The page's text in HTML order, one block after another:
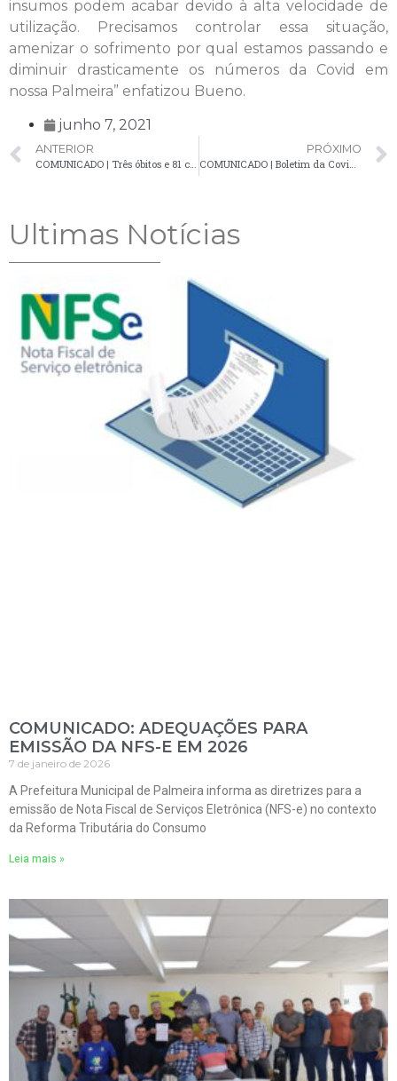
insumos podem acabar devido à alta velocidade de
utilização. Precisamos controlar essa situação,
amenizar o sofrimento por qual estamos passando e
diminuir drasticamente os números da Covid em
nossa Palmeira” enfatizou Bueno.
junho 7, 2021
ANTERIOR
COMUNICADO | Três óbitos e 81 casos positivos são confirmados em atualização do boletim da Covid-19
PRÓXIMO
COMUNICADO | Boletim da Covid-19 confirma 56 novos casos positivos no município
Ultimas Notícias
COMUNICADO: ADEQUAÇÕES PARA
EMISSÃO DA NFS-E EM 2026
7 de janeiro de 2026
A Prefeitura Municipal de Palmeira informa as diretrizes para a
emissão de Nota Fiscal de Serviços Eletrônica (NFS-e) no contexto
da Reforma Tributária do Consumo
Leia mais »